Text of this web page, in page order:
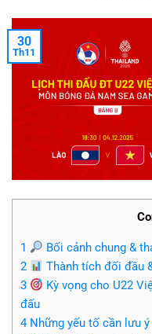
30
Th11
1
Bối cảnh chung &
2
Thành tích đối đầu
3
Kỳ vọng cho U22
đấu
4Những yếu tố cần lưu